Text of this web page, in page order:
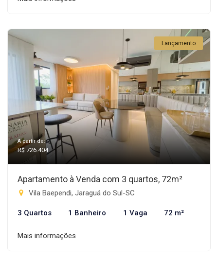
Lançamento
A partir de:
R$ 726.404
Apartamento à Venda com 3 quartos, 72m²
Vila Baependi, Jaraguá do Sul-SC
3 Quartos 1 Banheiro 1 Vaga 72 m²
Mais informações